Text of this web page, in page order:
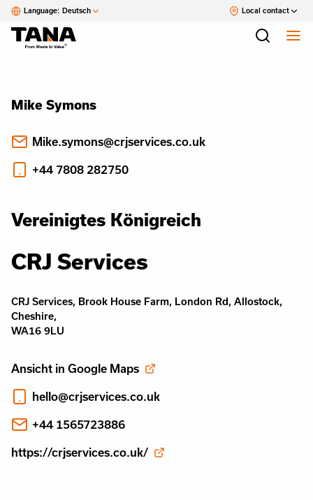
Language: Deutsch Local contact
Mike Symons
Mike.symons@crjservices.co.uk
+44 7808 282750
Vereinigtes Königreich
CRJ Services
CRJ Services, Brook House Farm, London Rd, Allostock,
Cheshire,
WA16 9LU
Ansicht in Google Maps
hello@crjservices.co.uk
+44 1565723886
https://crjservices.co.uk/